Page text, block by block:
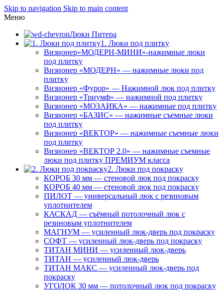
Skip to navigation Skip to main content
Меню
Люки Питера
1. Люки под плитку
Визионер»МОДЕРН-МИНИ»-нажимные люки
под плитку
Визионер «МОДЕРН» — нажимные люки под
плитку
Визионер «Фурор» — Нажимной люк под плитку
Визионер «Триумф» — нажимной под плитку
Визионер «МОЗАИКА» — нажимные под плитку
Визионер «БАЗИС» — нажимные съемные люки
под плитку
Визионер «ВЕКТОР» — нажимные съемные люки
под плитку
Визионер «ВЕКТОР 2.0» — нажимные съемные
люки под плитку ПРЕМИУМ класса
2. Люки под покраску
КОРОБ 30 мм — стеновой люк под покраску
КОРОБ 40 мм — стеновой люк под покраску
ПИЛОТ — универсальный люк с резиновым
уплотнителем
КАСКАД — съёмный потолочный люк с
резиновым уплотнителем
МАГНУМ — усиленный люк-дверь под покраску
СОФТ — усиленный люк-дверь под покраску
ТИТАН МИНИ — усиленный люк-дверь
ТИТАН — усиленный люк-дверь
ТИТАН МАКС — усиленный люк-дверь под
покраску
УГОЛОК 30 мм — потолочный люк под покраску